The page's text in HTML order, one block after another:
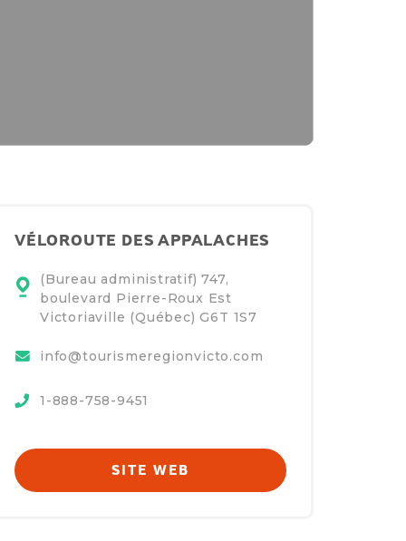
VÉLOROUTE DES APPALACHES
(Bureau administratif) 747,
boulevard Pierre-Roux Est
Victoriaville (Québec)G6T 1S7
info@tourismeregionvicto.com
1-888-758-9451
SITE WEB